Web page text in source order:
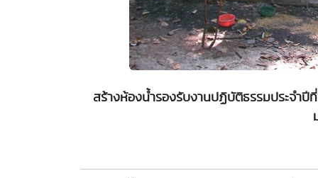
สร้างห้องน้ำรองรับงานปฏิบัติธรรมประจ